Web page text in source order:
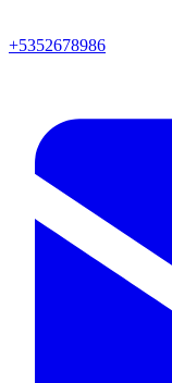
+5352678986